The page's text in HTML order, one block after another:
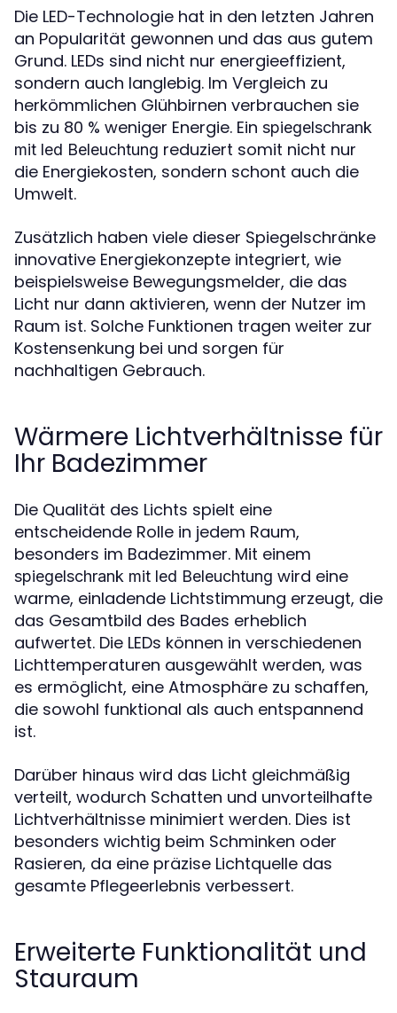
Die LED-Technologie hat in den letzten Jahren
an Popularität gewonnen und das aus gutem
Grund. LEDs sind nicht nur energieeffizient,
sondern auch langlebig. Im Vergleich zu
herkömmlichen Glühbirnen verbrauchen sie
bis zu 80 % weniger Energie. Ein spiegelschrank
mit led Beleuchtung reduziert somit nicht nur
die Energiekosten, sondern schont auch die
Umwelt.
Zusätzlich haben viele dieser Spiegelschränke
innovative Energiekonzepte integriert, wie
beispielsweise Bewegungsmelder, die das
Licht nur dann aktivieren, wenn der Nutzer im
Raum ist. Solche Funktionen tragen weiter zur
Kostensenkung bei und sorgen für
nachhaltigen Gebrauch.
Wärmere Lichtverhältnisse für
Ihr Badezimmer
Die Qualität des Lichts spielt eine
entscheidende Rolle in jedem Raum,
besonders im Badezimmer. Mit einem
spiegelschrank mit led Beleuchtung wird eine
warme, einladende Lichtstimmung erzeugt, die
das Gesamtbild des Bades erheblich
aufwertet. Die LEDs können in verschiedenen
Lichttemperaturen ausgewählt werden, was
es ermöglicht, eine Atmosphäre zu schaffen,
die sowohl funktional als auch entspannend
ist.
Darüber hinaus wird das Licht gleichmäßig
verteilt, wodurch Schatten und unvorteilhafte
Lichtverhältnisse minimiert werden. Dies ist
besonders wichtig beim Schminken oder
Rasieren, da eine präzise Lichtquelle das
gesamte Pflegeerlebnis verbessert.
Erweiterte Funktionalität und
Stauraum